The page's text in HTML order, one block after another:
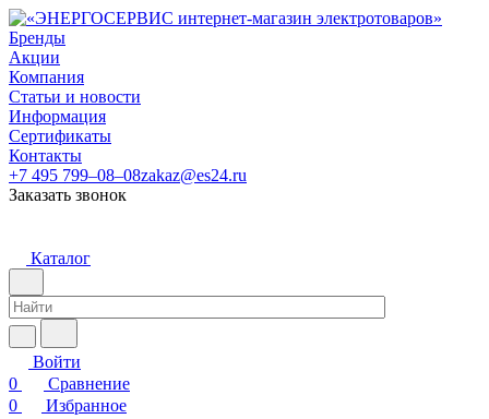
Бренды
Акции
Компания
Статьи и новости
Информация
Сертификаты
Контакты
+7 495 799–08–08zakaz@es24.ru
Заказать звонок
Каталог
Войти
0
Сравнение
0
Избранное